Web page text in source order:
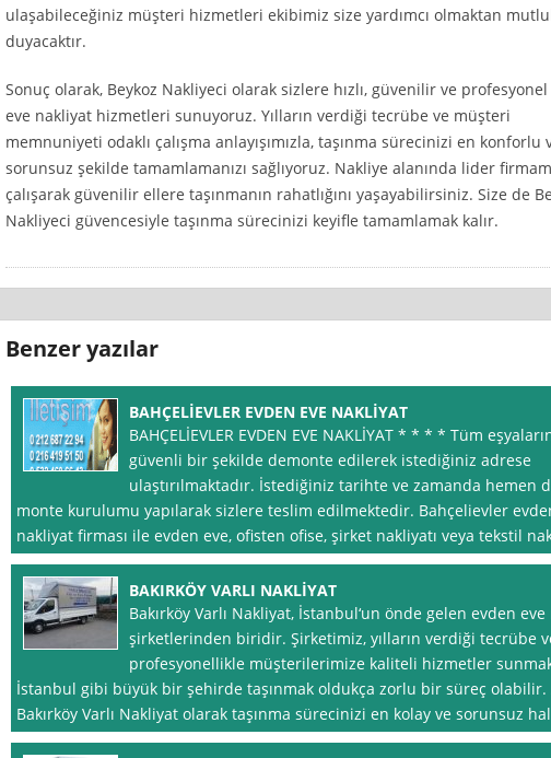
ulaşabileceğiniz müşteri hizmetleri ekibimiz size yardımcı olmaktan
duyacaktır.
Sonuç olarak, Beykoz Nakliyeci olarak sizlere hızlı, güvenilir ve
eve nakliyat hizmetleri sunuyoruz. Yılların verdiği tecrübe ve müşteri
memnuniyeti odaklı çalışma anlayışımızla, taşınma sürecinizi en konforlu
sorunsuz şekilde tamamlamanızı sağlıyoruz. Nakliye alanında lider
çalışarak güvenilir ellere taşınmanın rahatlığını yaşayabilirsiniz. Size de
Nakliyeci güvencesiyle taşınma sürecinizi keyifle tamamlamak kalır.
Benzer yazılar
BAHÇELİEVLER EVDEN EVE NAKLİYAT
BAHÇELİEVLER EVDEN EVE NAKLİYAT * * * * Tüm
güvenli bir şekilde demonte edilerek istediğiniz adrese
ulaştırılmaktadır. İstediğiniz tarihte ve zamanda hemen
monte kurulumu yapılarak sizlere teslim edilmektedir. Bahçelievler
nakliyat firması ile evden eve, ofisten ofise, şirket nakliyatı veya tekstil
BAKIRKÖY VARLI NAKLİYAT
Bakırköy Varlı Nakliyat, İstanbul‘un önde gelen evden
şirketlerinden biridir. Şirketimiz, yılların verdiği tecrübe
profesyonellikle müşterilerimize kaliteli hizmetler
İstanbul gibi büyük bir şehirde taşınmak oldukça zorlu bir süreç olabilir.
Bakırköy Varlı Nakliyat olarak taşınma sürecinizi en kolay ve sorunsuz